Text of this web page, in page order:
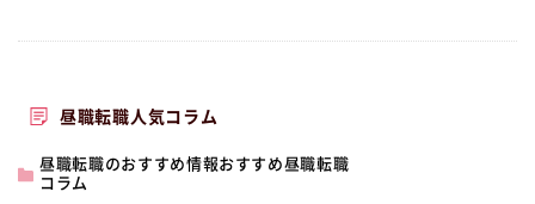
昼職転職人気コラム
昼職転職のおすすめ情報おすすめ昼職転職
コラム